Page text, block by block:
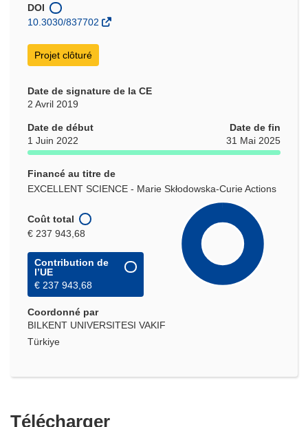
nouvelle
fenêtre)
DOI
10.3030/837702
Projet clôturé
Date de signature de la CE
2 Avril 2019
Date de début
1 Juin 2022
Date de fin
31 Mai 2025
Financé au titre de
EXCELLENT SCIENCE - Marie Skłodowska-Curie Actions
Coût total
€ 237 943,68
Contribution de
l’UE
€ 237 943,68
Coordonné par
BILKENT UNIVERSITESI VAKIF
Türkiye
TéléchargerTélécharger